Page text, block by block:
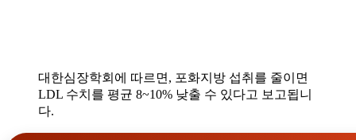
대한심장학회에 따르면, 포화지방 섭취를 줄이면
LDL 수치를 평균 8~10% 낮출 수 있다고 보고됩니
다.